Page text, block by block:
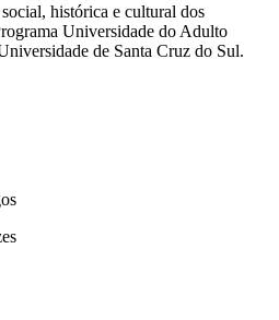
histórica e cultural dos
Universidade do Adulto
de Santa Cruz do Sul.